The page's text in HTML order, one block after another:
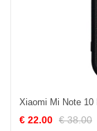
€ 22.00 € 38.00